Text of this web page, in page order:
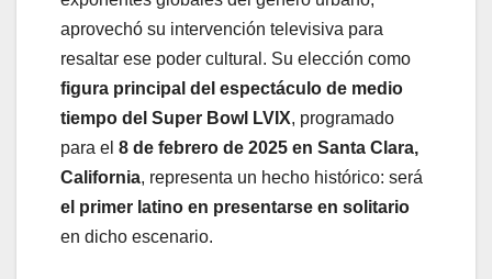
aprovechó su intervención televisiva para
resaltar ese poder cultural. Su elección como
figura principal del espectáculo de medio
tiempo del Super Bowl LVIX, programado
para el 8 de febrero de 2025 en Santa Clara,
California, representa un hecho histórico: será
el primer latino en presentarse en solitario
en dicho escenario.